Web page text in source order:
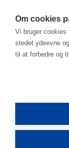
Om cookies
Vi bruger cookies
stedet ydeevne
til at forbedre og
Nordurey